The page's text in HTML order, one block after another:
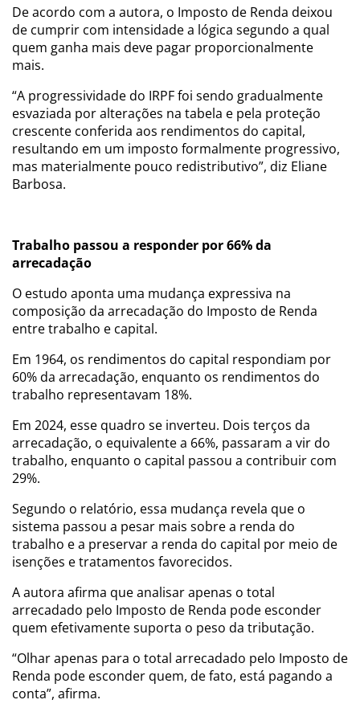
De acordo com a autora, o Imposto de Renda deixou
de cumprir com intensidade a lógica segundo a qual
quem ganha mais deve pagar proporcionalmente
mais.
“A progressividade do IRPF foi sendo gradualmente
esvaziada por alterações na tabela e pela proteção
crescente conferida aos rendimentos do capital,
resultando em um imposto formalmente progressivo,
mas materialmente pouco redistributivo”, diz Eliane
Barbosa.
Trabalho passou a responder por 66% da
arrecadação
O estudo aponta uma mudança expressiva na
composição da arrecadação do Imposto de Renda
entre trabalho e capital.
Em 1964, os rendimentos do capital respondiam por
60% da arrecadação, enquanto os rendimentos do
trabalho representavam 18%.
Em 2024, esse quadro se inverteu. Dois terços da
arrecadação, o equivalente a 66%, passaram a vir do
trabalho, enquanto o capital passou a contribuir com
29%.
Segundo o relatório, essa mudança revela que o
sistema passou a pesar mais sobre a renda do
trabalho e a preservar a renda do capital por meio de
isenções e tratamentos favorecidos.
A autora afirma que analisar apenas o total
arrecadado pelo Imposto de Renda pode esconder
quem efetivamente suporta o peso da tributação.
“Olhar apenas para o total arrecadado pelo Imposto de
Renda pode esconder quem, de fato, está pagando a
conta”, afirma.